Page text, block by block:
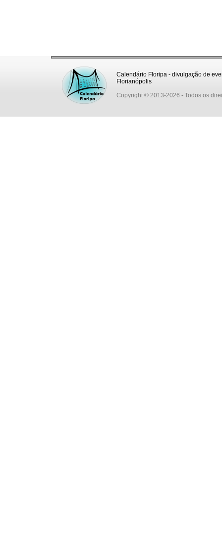
Calendário Floripa - divulgação de
Florianópolis
Copyright © 2013-2026 - Todos os